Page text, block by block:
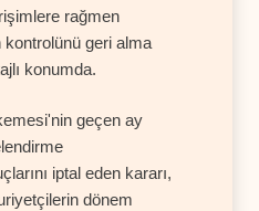
rağmen
geri alma
konumda.
geçen ay
iptal eden kararı,
dönem